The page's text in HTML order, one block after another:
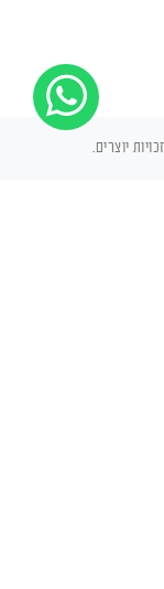
יוצרים.